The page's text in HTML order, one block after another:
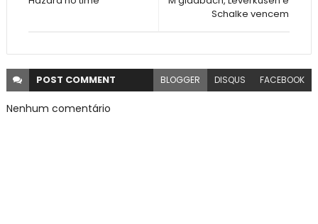
Schalke vencem
POST COMMENT BLOGGER DISQUS FACEBOOK
Nenhum comentário